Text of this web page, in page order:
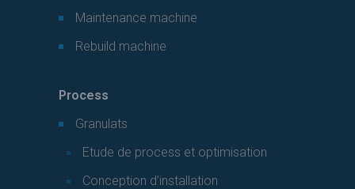
Maintenance machine
Rebuild machine
Process
Granulats
Etude de process et optimisation
Conception d’installation